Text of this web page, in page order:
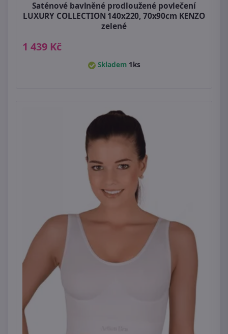
Saténové bavlněné prodloužené povlečení
LUXURY COLLECTION 140x220, 70x90cm KENZO
zelené
1 439 Kč
Skladem 1ks